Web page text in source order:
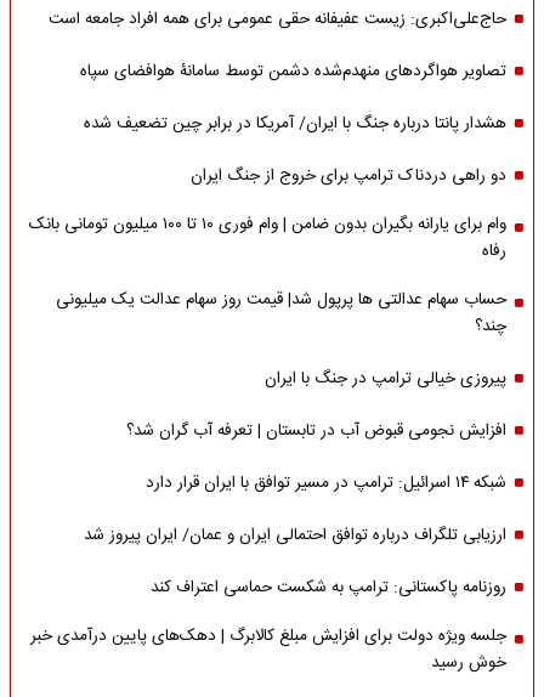
حاج‌علی‌اکبری: زیست عفیفانه حقی عمومی برای همه افراد جامعه است
تصاویر هواگردهای منهدم‌شده دشمن توسط سامانۀ هوافضای سپاه
هشدار پانتا درباره جنگ با ایران/ آمریکا در برابر چین تضعیف شده
دو راهی دردناک ترامپ برای خروج از جنگ ایران
وام برای یارانه بگیران بدون ضامن | وام فوری ۱۰ تا ۱۰۰ میلیون تومانی بانک
رفاه
حساب سهام عدالتی ها پرپول شد| قیمت روز سهام عدالت یک میلیونی
چند؟
پیروزی خیالی ترامپ در جنگ با ایران
افزایش نجومی قبوض آب در تابستان | تعرفه آب گران شد؟
شبکه ۱۴ اسرائیل: ترامپ در مسیر توافق با ایران قرار دارد
ارزیابی تلگراف درباره توافق احتمالی ایران و عمان/ ایران پیروز شد
روزنامه پاکستانی: ترامپ به شکست حماسی اعتراف کند
جلسه ویژه دولت برای افزایش مبلغ کالابرگ | دهک‌های پایین درآمدی خبر
خوش رسید